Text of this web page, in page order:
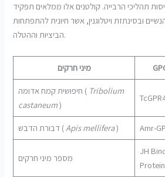
תהליכי הרבייה. קולטנים אלו ממלאים תפקיד
ובסינתזת ויטלוגנין, אשר חיונית להתפתחות
הביציות וההטלה.
מיני חרקים
חיפושית קמח אדומה ( Tribolium
castaneum)
דבורת הדבש ( Apis mellifera) Amr-
מספר מיני חרקים
JH
Protein